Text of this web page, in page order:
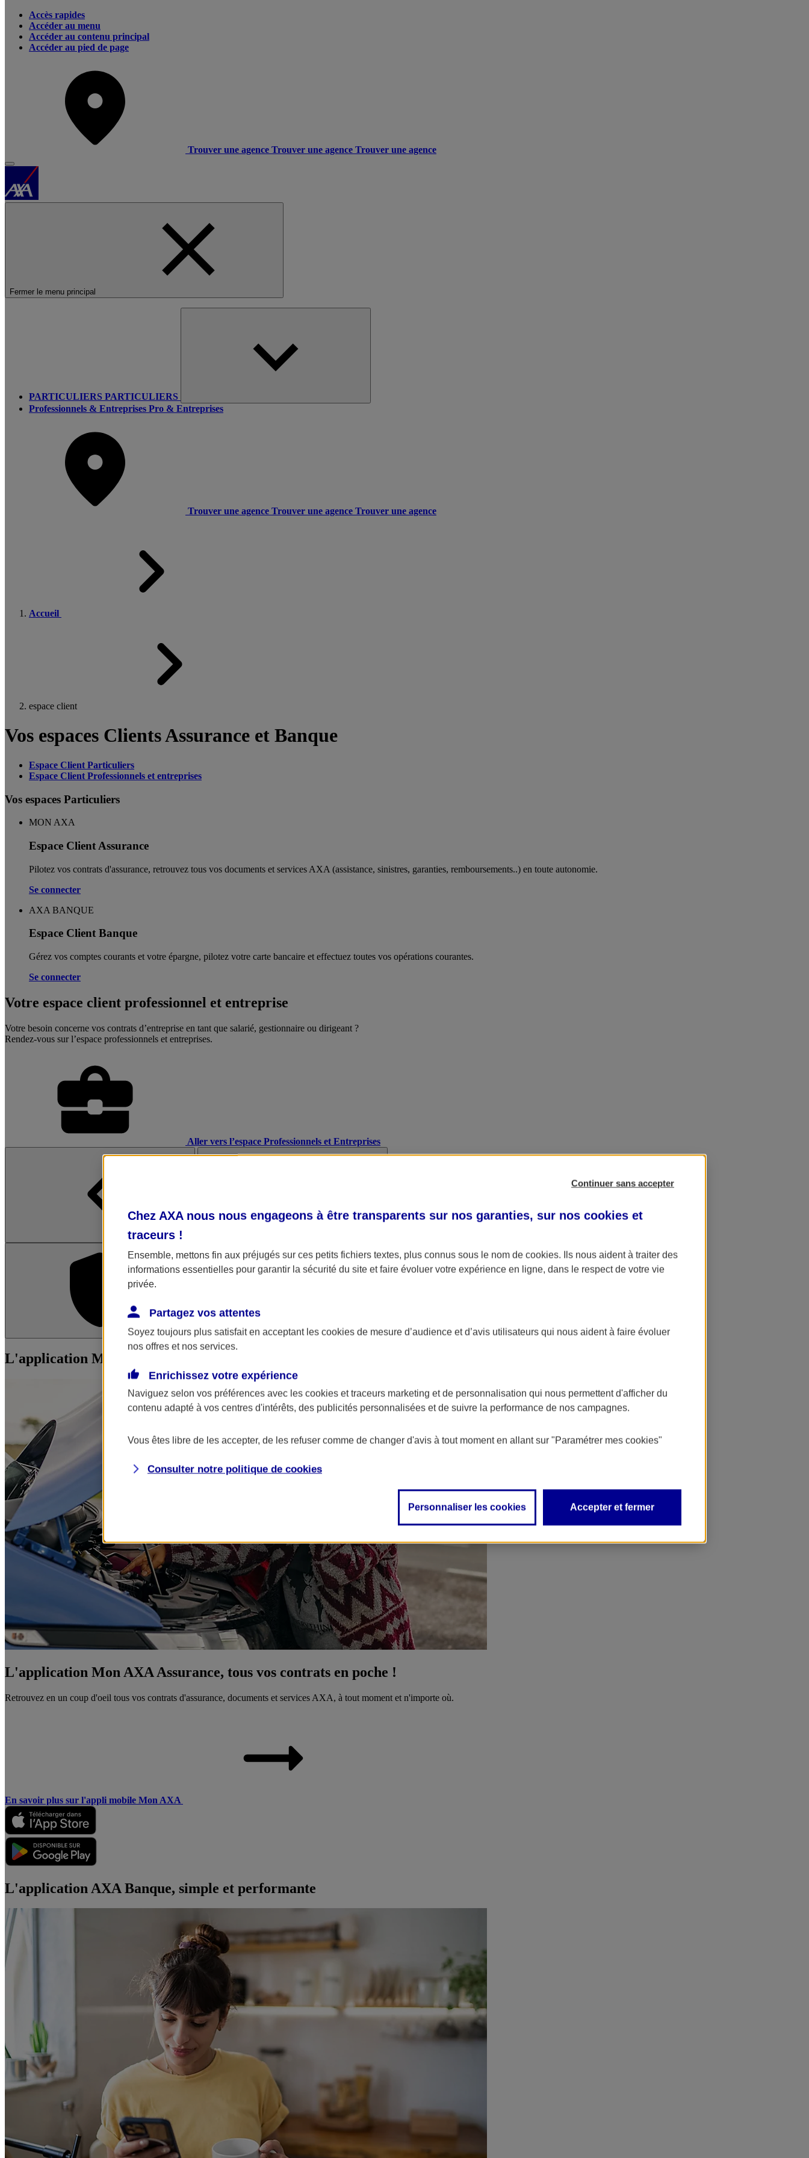
Accès rapides
Accéder au menu
Accéder au contenu principal
Accéder au pied de page
Trouver une agence Trouver une agence Trouver une agence
Fermer le menu principal
PARTICULIERS PARTICULIERS
Professionnels & Entreprises Pro & Entreprises
Trouver une agence Trouver une agence Trouver une agence
Accueil
espace client
Vos espaces Clients Assurance et Banque
Espace Client Particuliers
Espace Client Professionnels et entreprises
Vos espaces Particuliers
MON AXA
Espace Client Assurance
Pilotez vos contrats d'assurance, retrouvez tous vos documents et services AXA (assistance, sinistres, garanties, remboursements..) en toute autonomie. ​
Se connecter
AXA BANQUE
Espace Client Banque
Gérez vos comptes courants et votre épargne, pilotez votre carte bancaire et effectuez toutes vos opérations courantes.
Se connecter
Votre espace client professionnel et entreprise
Votre besoin concerne vos contrats d’entreprise en tant que salarié, gestionnaire ou dirigeant ?
Rendez-vous sur l’espace professionnels et entreprises.
Aller vers l’espace Professionnels et Entreprises
L'application Mon AXA Assurance L'application AXA Banque
L'application Mon AXA Assurance, tous vos contrats en poche !
L'application Mon AXA Assurance, tous vos contrats en poche !
Retrouvez en un coup d'oeil tous vos contrats d'assurance, documents et services AXA, à tout moment et n'importe où.
En savoir plus sur l'appli mobile Mon AXA
L'application AXA Banque, simple et performante
Continuer sans accepter
Chez AXA nous nous engageons à être transparents sur nos garanties, sur nos cookies et
traceurs !
Ensemble, mettons fin aux préjugés sur ces petits fichiers textes, plus connus sous le nom de cookies. Ils nous aident à traiter des
informations essentielles pour garantir la sécurité du site et faire évoluer votre expérience en ligne, dans le respect de votre vie
privée.
Partagez vos attentes
Soyez toujours plus satisfait en acceptant les cookies de mesure d’audience et d’avis utilisateurs qui nous aident à faire évoluer
nos offres et nos services.
Enrichissez votre expérience
Naviguez selon vos préférences avec les cookies et traceurs marketing et de personnalisation qui nous permettent d'afficher du
contenu adapté à vos centres d'intérêts, des publicités personnalisées et de suivre la performance de nos campagnes.
Vous êtes libre de les accepter, de les refuser comme de changer d'avis à tout moment en allant sur "Paramétrer mes cookies"
Consulter notre politique de cookies
Personnaliser les cookies Accepter et fermer